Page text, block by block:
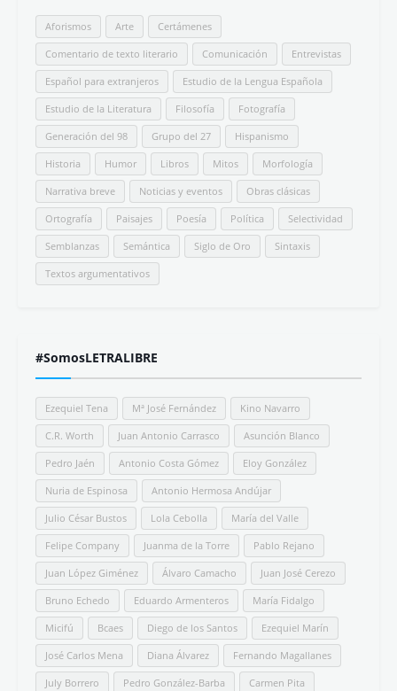
Aforismos Arte Certámenes
Comentario de texto literario Comunicación Entrevistas
Español para extranjeros Estudio de la Lengua Española
Estudio de la Literatura Filosofía Fotografía
Generación del 98 Grupo del 27 Hispanismo
Historia Humor Libros Mitos Morfología
Narrativa breve Noticias y eventos Obras clásicas
Ortografía Paisajes Poesía Política Selectividad
Semblanzas Semántica Siglo de Oro Sintaxis
Textos argumentativos
#SomosLETRALIBRE
Ezequiel Tena Mª José Fernández Kino Navarro
C.R. Worth Juan Antonio Carrasco Asunción Blanco
Pedro Jaén Antonio Costa Gómez Eloy González
Nuria de Espinosa Antonio Hermosa Andújar
Julio César Bustos Lola Cebolla María del Valle
Felipe Company Juanma de la Torre Pablo Rejano
Juan López Giménez Álvaro Camacho Juan José Cerezo
Bruno Echedo Eduardo Armenteros María Fidalgo
Micifú Bcaes Diego de los Santos Ezequiel Marín
José Carlos Mena Diana Álvarez Fernando Magallanes
July Borrero Pedro González-Barba Carmen Pita